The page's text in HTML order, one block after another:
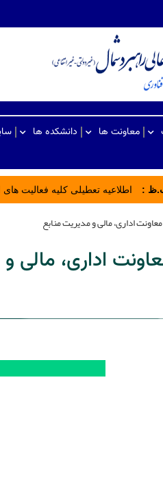
معاونت ها دانشکده ها
: اطلاعیه تعطیلی کلیه فعالیت های اداری
معاونت اداری، مالی و مدیریت منابع
اداری، مالی